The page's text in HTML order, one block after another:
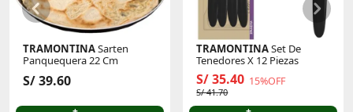
TRAMONTINASarten
Panquequera 22 Cm
S/ 39.60
TRAMONTINASet De
Tenedores X 12 Piezas
S/ 35.40 15%OFF
S/ 41.70